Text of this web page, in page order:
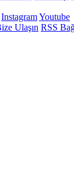
InstagramYoutube
Ulaşın RSS